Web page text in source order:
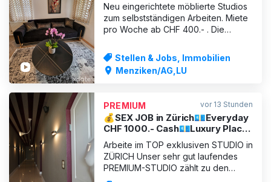
Neu eingerichtete möblierte Studios
zum selbstständigen Arbeiten. Miete
pro Woche ab CHF 400.- . Die
Küche und Bad inkl.. TV (inkl.
NETFLIX), WLAN und Waschküche. In
unmittelbarer Nähe vom Bahnhof und
u
Stellen & Jobs, Immobilien
Menziken/AG,LU
PREMIUM vor 13 Stunden
💰SEX JOB in Zürich💶Everyday
CHF 1000.- Cash💶Luxury Place
💰
Arbeite im TOP exklusiven STUDIO in
ZÜRICH Unser sehr gut laufendes
PREMIUM-STUDIO zählt zu den
erfolgreichsten Adressen in Zürich.